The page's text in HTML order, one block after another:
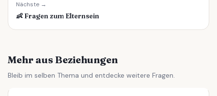
Nächste →
👶 Fragen zum Elternsein
Mehr aus Beziehungen
Bleib im selben Thema und entdecke weitere Fragen.